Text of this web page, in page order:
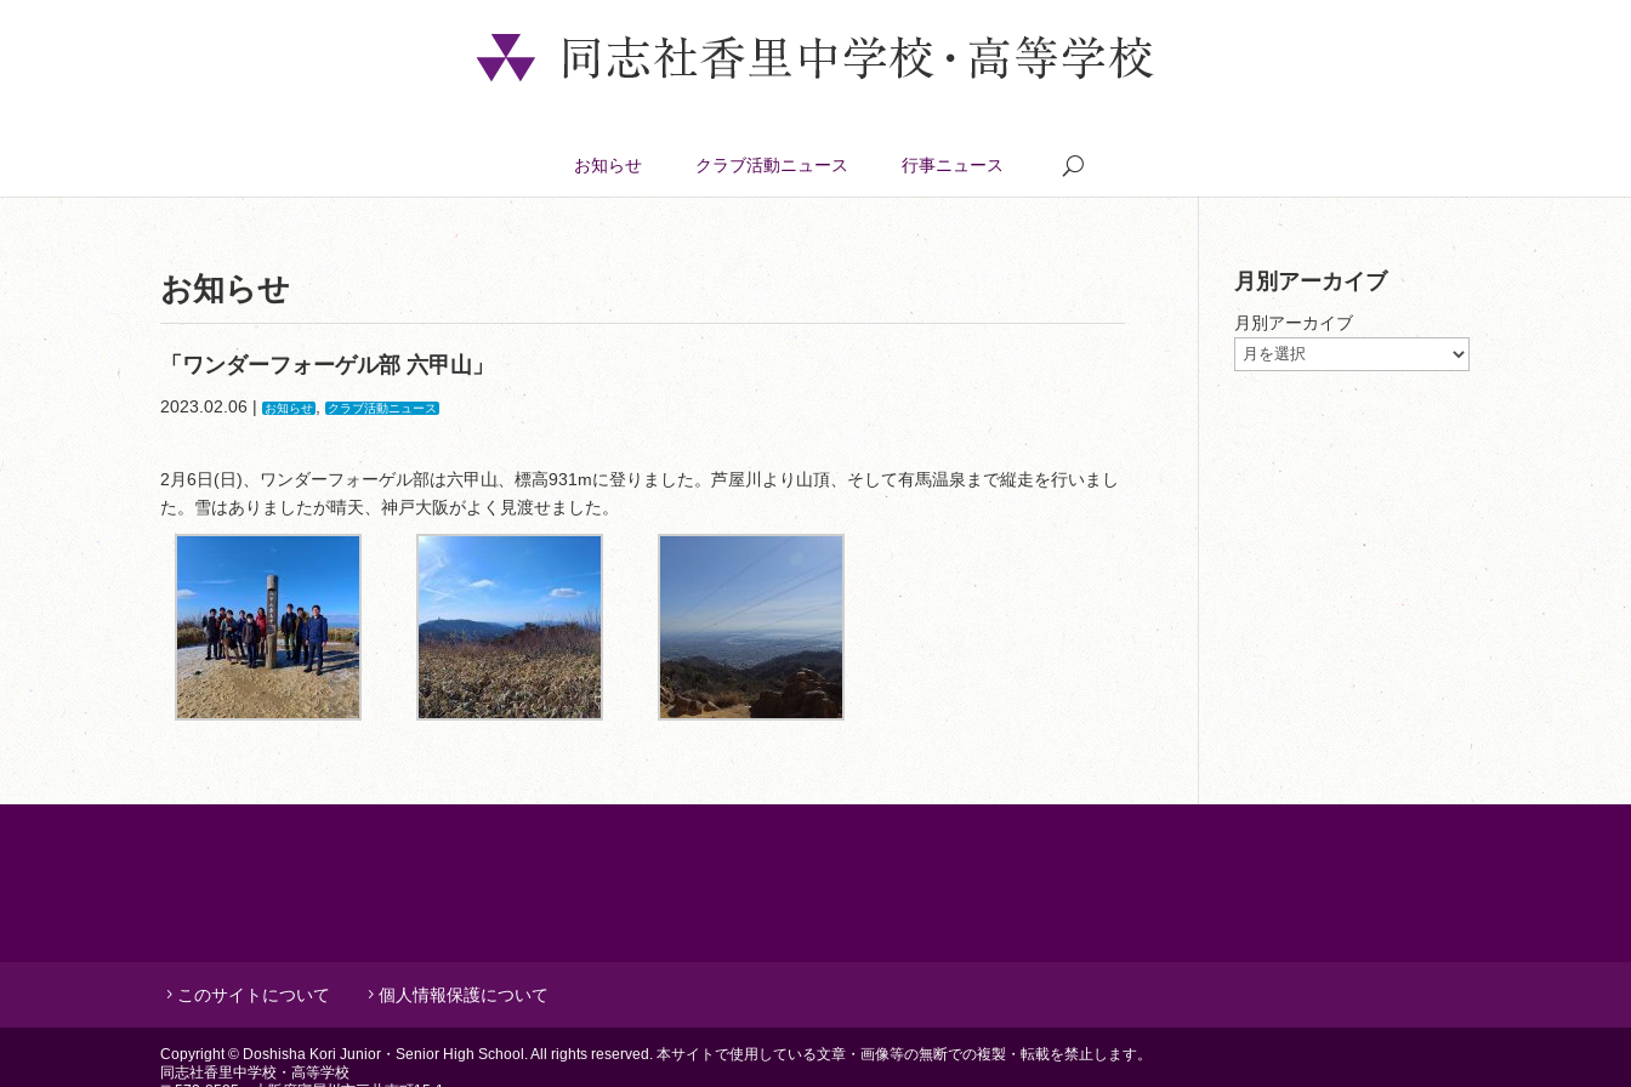
お知らせ クラブ活動ニュース 行事ニュース
お知らせ
「ワンダーフォーゲル部 六甲山」
2023.02.06 | お知らせ , クラブ活動ニュース
2月6日(日)、ワンダーフォーゲル部は六甲山、標高931mに登りました。芦屋川より山頂、そして有馬温泉まで縦走を行いまし
た。雪はありましたが晴天、神戸大阪がよく見渡せました。
月別アーカイブ
月別アーカイブ
このサイトについて 個人情報保護について
Copyright © Doshisha Kori Junior・Senior High School. All rights reserved. 本サイトで使用している文章・画像等の無断での複製・転載を禁止します。
同志社香里中学校・高等学校